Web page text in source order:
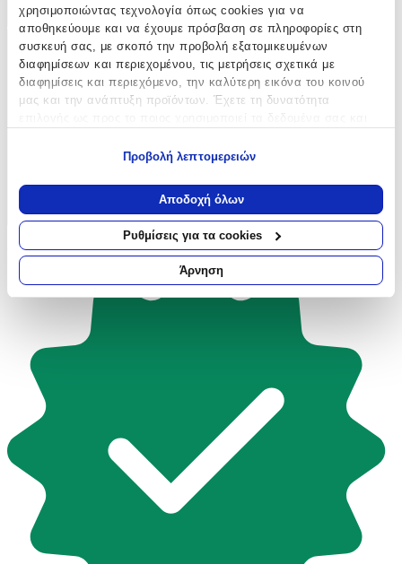
χρησιμοποιώντας τεχνολογία όπως cookies για να
αποθηκεύουμε και να έχουμε πρόσβαση σε πληροφορίες στη
συσκευή σας, με σκοπό την προβολή εξατομικευμένων
διαφημίσεων και περιεχομένου, τις μετρήσεις σχετικά με
διαφημίσεις και περιεχόμενο, την καλύτερη εικόνα του κοινού
μας και την ανάπτυξη προϊόντων. Έχετε τη δυνατότητα
Να συλλέξουμε πληροφορίες σχετικά με τη γεωγραφική
σας τοποθεσία, οι οποίες μπορεί να είναι ακριβείς σε
απόσταση μερικών μέτρων
Να αναγνωρίσουμε τη συσκευή σας σαρώνοντας ενεργά
για συγκεκριμένα χαρακτηριστικά (δακτυλικό αποτύπωμα)
Μάθετε περισσότερα σχετικά με τον τρόπο επεξεργασίας των
προσωπικών σας δεδομένων και καθορίστε τις προτιμήσεις σας
ενότητα “Λεπτομέρειες”
. Μπορείτε να αλλάξετε ή να
ανακαλέσετε τη συγκατάθεσή σας ανά πάσα στιγμή από τη
Δήλωση Cookies.
Χρησιμοποιούμε cookies ώστε η τοποθεσία μας να λειτουργεί
σωστά, να εξατομικεύουμε περιεχόμενο και διαφημίσεις, να
παρέχουμε λειτουργίες μέσων κοινωνικής δικτύωσης και να
αναλύουμε την κυκλοφορία μας. Εμείς και οι 1022 συνεργάτες
μας επεξεργαζόμαστε προσωπικά σας δεδομένα, π.χ. τη
διεύθυνση IP σας, χρησιμοποιώντας τεχνολογία όπως cookies
για να αποθηκεύουμε και να έχουμε πρόσβαση σε πληροφορίες
στη συσκευή σας, με σκοπό την προβολή εξατομικευμένων
διαφημίσεων και περιεχομένου, τις μετρήσεις σχετικά με
διαφημίσεις και περιεχόμενο, την καλύτερη εικόνα του κοινού
Προβολή λεπτομερειών
Αποδοχή όλων
Ρυθμίσεις για τα cookies
Άρνηση
Φίλτρα Αξιολογήσεων
Αστέρια αξιολόγησης
Επιβεβαιωμένη αγορά